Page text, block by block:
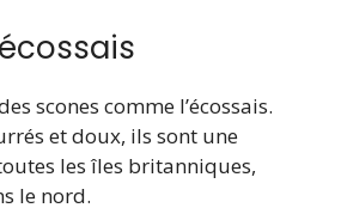
scones comme l’écossais.
et doux, ils sont une
les îles britanniques,
le nord.